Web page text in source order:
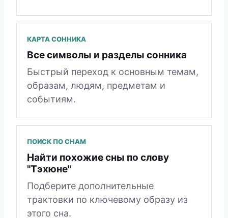
КАРТА СОННИКА
Все символы и разделы сонника
Быстрый переход к основным темам,
образам, людям, предметам и
событиям.
ПОИСК ПО СНАМ
Найти похожие сны по слову
"Тэхюне"
Подберите дополнительные
трактовки по ключевому образу из
этого сна.